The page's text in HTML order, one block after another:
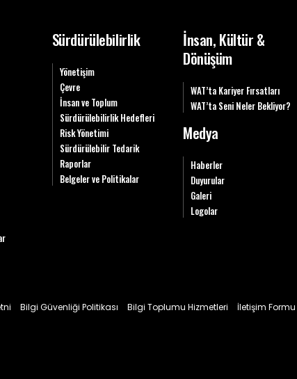
Sürdürülebilirlik
Yönetişim
Çevre
İnsan ve Toplum
Sürdürülebilirlik Hedefleri
Risk Yönetimi
Sürdürülebilir Tedarik
Raporlar
Belgeler ve Politikalar
İnsan, Kültür &
Dönüşüm
WAT’ta Kariyer Fırsatları
WAT’ta Seni Neler Bekliyor?
Medya
Haberler
Duyurular
Galeri
Logolar
Bilgi Güvenliği Politikası Bilgi Toplumu Hizmetleri İletişim